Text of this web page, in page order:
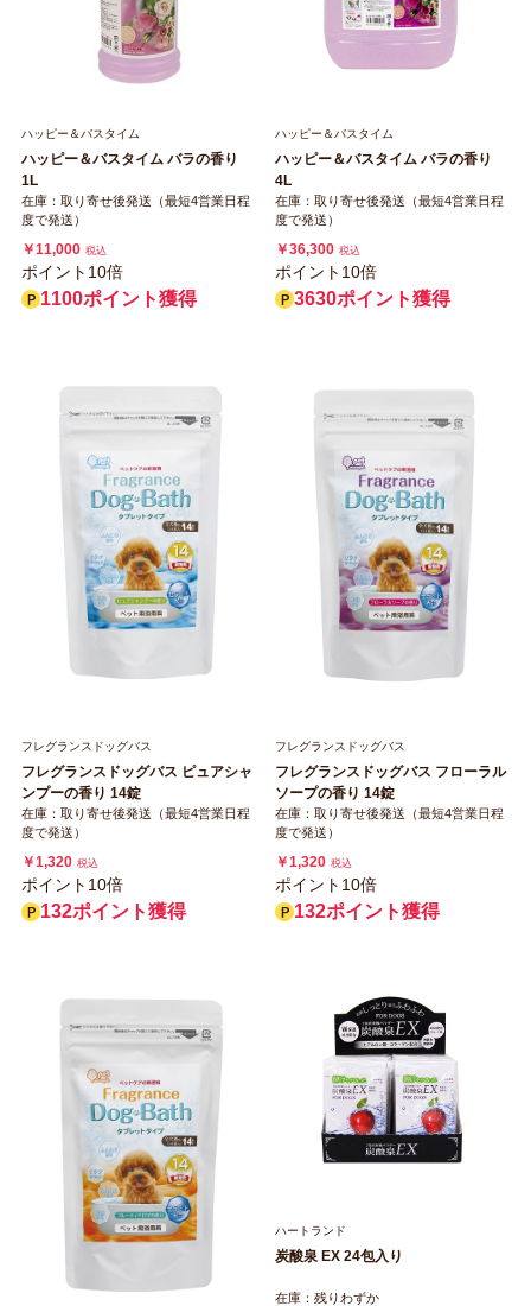
ハッピー＆バスタイム
ハッピー＆バスタイム バラの香り
1L
在庫：取り寄せ後発送（最短4営業日程
度で発送）
￥11,000 税込
ポイント10倍
1100ポイント獲得
ハッピー＆バスタイム
ハッピー＆バスタイム バラの香り
4L
在庫：取り寄せ後発送（最短4営業日程
度で発送）
￥36,300 税込
ポイント10倍
3630ポイント獲得
フレグランスドッグバス
フレグランスドッグバス ピュアシャ
ンプーの香り 14錠
在庫：取り寄せ後発送（最短4営業日程
度で発送）
￥1,320 税込
ポイント10倍
132ポイント獲得
フレグランスドッグバス
フレグランスドッグバス フローラル
ソープの香り 14錠
在庫：取り寄せ後発送（最短4営業日程
度で発送）
￥1,320 税込
ポイント10倍
132ポイント獲得
ハートランド
炭酸泉 EX 24包入り
在庫：残りわずか